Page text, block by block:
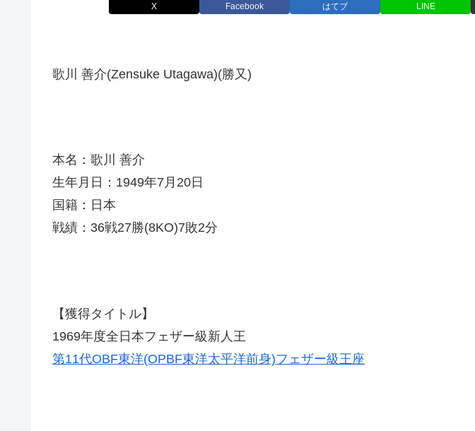
X Facebook はてブ LINE
歌川 善介(Zensuke Utagawa)(勝又)
本名：歌川 善介
生年月日：1949年7月20日
国籍：日本
戦績：36戦27勝(8KO)7敗2分
【獲得タイトル】
1969年度全日本フェザー級新人王
第11代OBF東洋(OPBF東洋太平洋前身)フェザー級王座